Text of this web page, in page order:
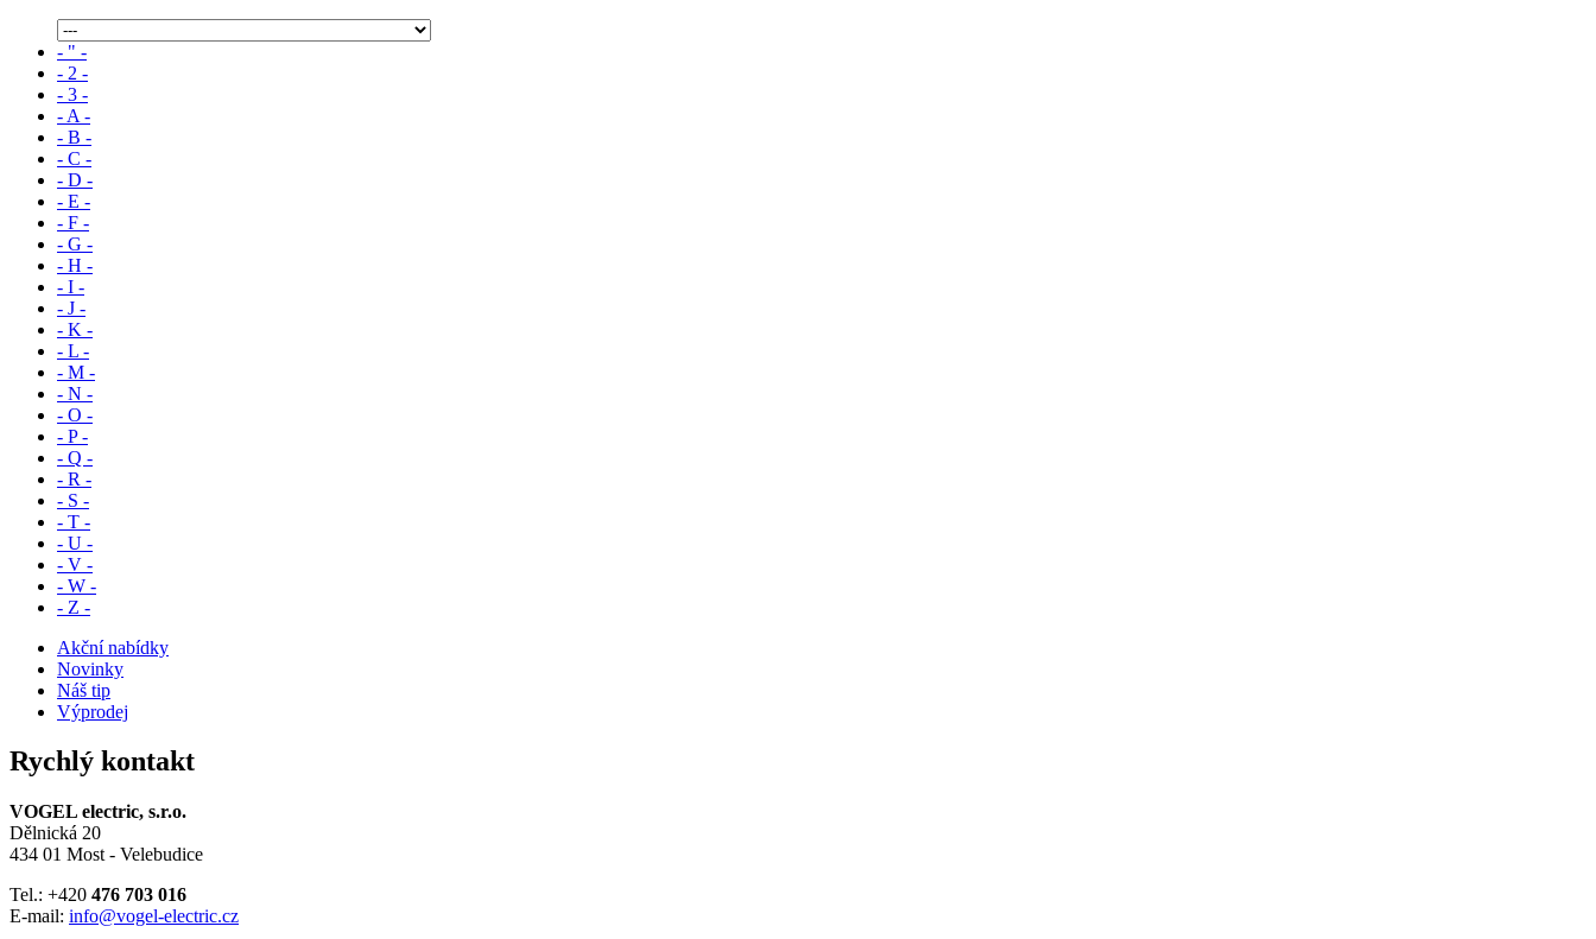
- " -
- 2 -
- 3 -
- A -
- B -
- C -
- D -
- E -
- F -
- G -
- H -
- I -
- J -
- K -
- L -
- M -
- N -
- O -
- P -
- Q -
- R -
- S -
- T -
- U -
- V -
- W -
- Z -
Akční nabídky
Novinky
Náš tip
Výprodej
Rychlý kontakt
VOGEL electric, s.r.o.
Dělnická 20
434 01 Most - Velebudice
Tel.: +420 476 703 016
E-mail: info@vogel-electric.cz